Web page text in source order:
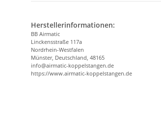
Herstellerinformationen:
BB Airmatic
Linckensstraße 117a
Nordrhein-Westfalen
Münster, Deutschland, 48165
info@airmatic-koppelstangen.de
https://www.airmatic-koppelstangen.de